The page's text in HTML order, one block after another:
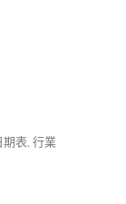
期表, 行業